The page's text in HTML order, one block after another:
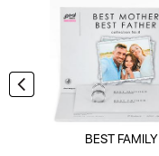
BEST FAMILY